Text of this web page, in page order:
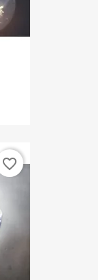
favorite_border